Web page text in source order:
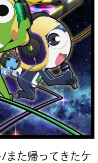
また帰ってきたケ